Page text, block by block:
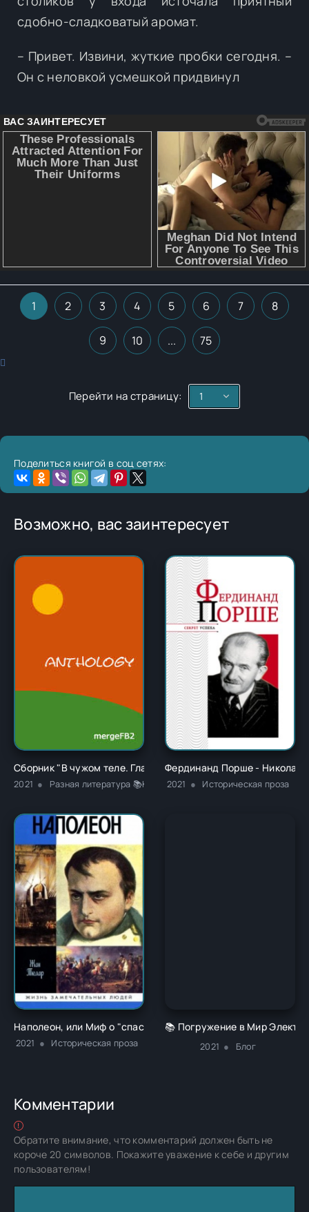
сдобно-сладковатый аромат.
– Привет. Извини, жуткие пробки сегодня. –
Он с неловкой усмешкой придвинул
1 2 3 4 5 6 7 8
9 10 ... 75
Перейти на страницу:
Поделиться книгой в соц сетях:
Возможно, вас заинтересует
Сборник "В чужом теле. Глава 1" - Ричард Карл Лаймон
2021 Разная литература 📚Классика
Фердинанд Порше - Николай
2021 Историческая проза
Наполеон, или Миф о "спасителе" - Жан Тюлар
2021 Историческая проза
📚 Погружение в Мир
2021 Блог
Комментарии
Обратите внимание, что комментарий должен быть не
короче 20 символов. Покажите уважение к себе и другим
пользователям!